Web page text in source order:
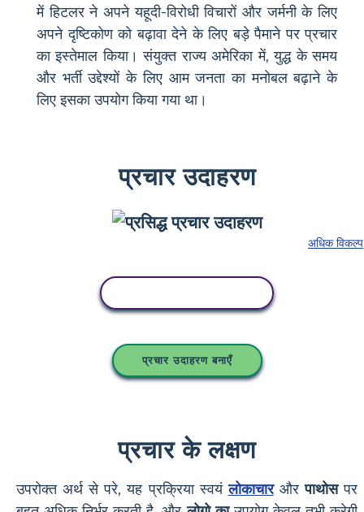
में हिटलर ने अपने यहूदी-विरोधी विचारों और जर्मनी के लिए
अपने दृष्टिकोण को बढ़ावा देने के लिए बड़े पैमाने पर प्रचार
का इस्तेमाल किया। संयुक्त राज्य अमेरिका में, युद्ध के समय
और भर्ती उद्देश्यों के लिए आम जनता का मनोबल बढ़ाने के
लिए इसका उपयोग किया गया था।
प्रचार उदाहरण
अधिक विकल्प
प्रचार उदाहरण बनाएँ
प्रचार के लक्षण
उपरोक्त अर्थ से परे, यह प्रक्रिया स्वयंलोकाचारऔरपाथोसपर